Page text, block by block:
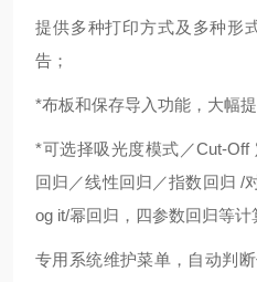
提供多种打印方式及多种形
告；
*布板和保存导入功能，大幅
*可选择吸光度模式／Cut-
回归／线性回归／指数回归 /
og it/幂回归，四参数回归等计
专用系统维护菜单，自动判